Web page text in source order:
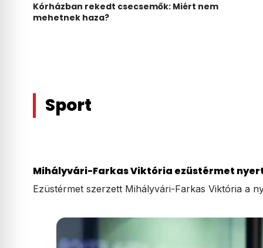
Kórházban rekedt csecsemők: Miért nem
mehetnek haza?
Sport
Mihályvári-Farkas Viktória ezüstérmet
Ezüstérmet szerzett Mihályvári-Farkas Viktória a